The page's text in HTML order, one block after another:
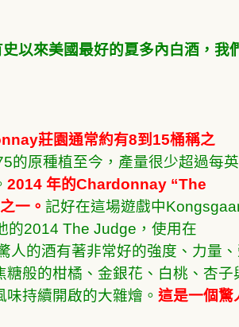
以來美國最好的夏多內白酒，我
莊園通常約有8到15桶稱之
的原種植至今，產量很少超過每
2014 年的Chardonnay “The
一。 記好在這場遊戲中
的2014 The Judge，使用在
人的酒有著非常好的強度、力量
般的柑橘、金銀花、白桃、杏子
持續開啟的大雜燴。 這是一個驚